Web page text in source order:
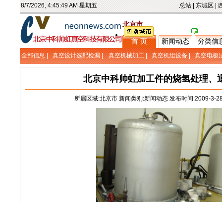
8/7/2026, 4:45:49 AM 星期五 总站 东城区
北京市
首 页 新闻动态 分类信
全部信息 | 真空设计选配检漏| 真空机械加工| 真空机组设备| 真空电极
北京中科帅虹加工件的烧氢处理、
所属区域:北京市 新闻类别:新闻动态 发布时间:2009-3-